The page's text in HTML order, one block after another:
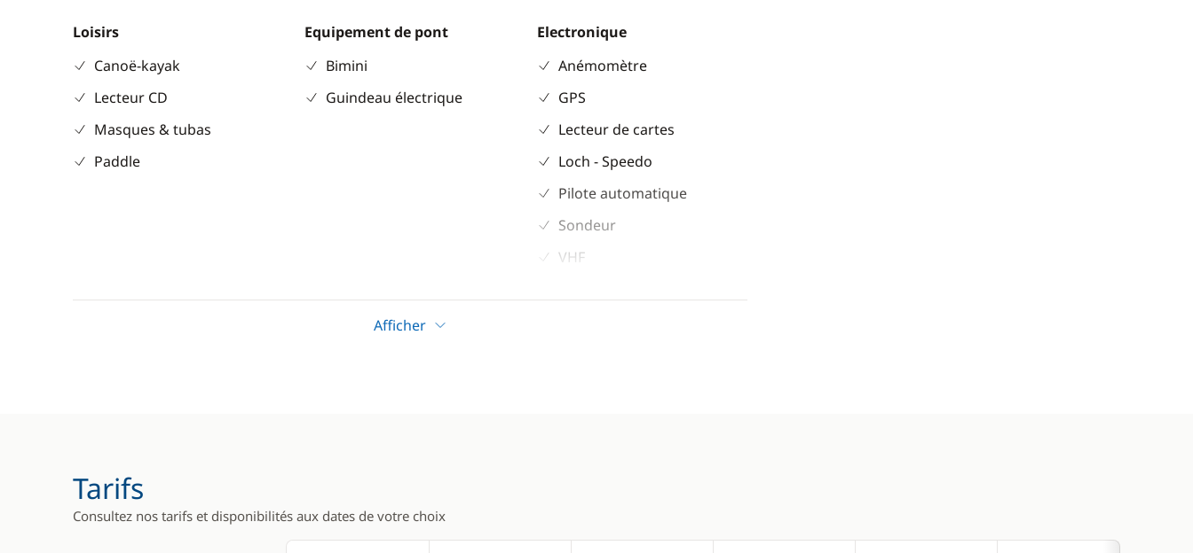
Loisirs
Canoë-kayak
Lecteur CD
Masques & tubas
Paddle
Equipement de pont
Bimini
Guindeau électrique
Electronique
Anémomètre
GPS
Lecteur de cartes
Loch - Speedo
Pilote automatique
Sondeur
VHF
Afficher
Tarifs
Consultez nos tarifs et disponibilités aux dates de votre choix